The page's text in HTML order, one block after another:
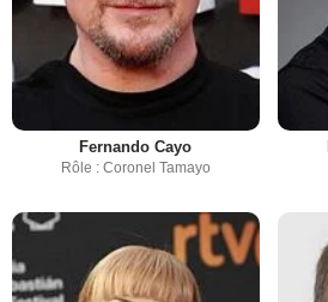
Fernando Cayo
Rôle : Coronel Tamayo